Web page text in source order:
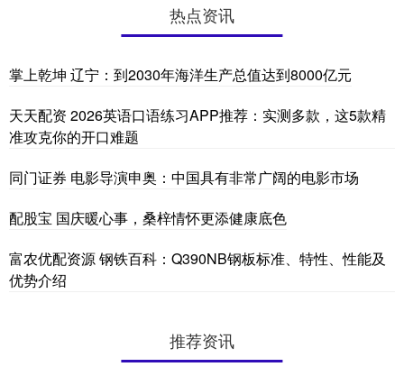
热点资讯
掌上乾坤 辽宁：到2030年海洋生产总值达到8000亿元
天天配资 2026英语口语练习APP推荐：实测多款，这5款精
准攻克你的开口难题
同门证券 电影导演申奥：中国具有非常广阔的电影市场
配股宝 国庆暖心事，桑梓情怀更添健康底色
富农优配资源 钢铁百科：Q390NB钢板标准、特性、性能及
优势介绍
推荐资讯